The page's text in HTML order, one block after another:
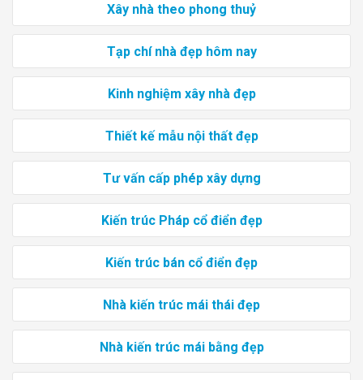
Xây nhà theo phong thuỷ
Tạp chí nhà đẹp hôm nay
Kinh nghiệm xây nhà đẹp
Thiết kế mẫu nội thất đẹp
Tư vấn cấp phép xây dựng
Kiến trúc Pháp cổ điển đẹp
Kiến trúc bán cổ điển đẹp
Nhà kiến trúc mái thái đẹp
Nhà kiến trúc mái bằng đẹp